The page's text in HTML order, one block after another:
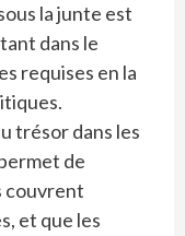
la junte est
dans le
requises en la
trésor dans les
de
couvrent
et que les